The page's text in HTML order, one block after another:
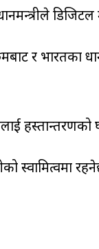
र भारतका
स्वामित्वमा